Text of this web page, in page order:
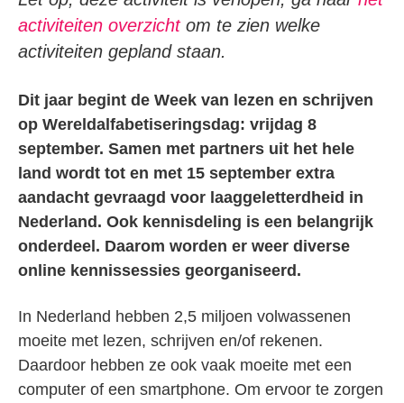
activiteiten overzichtom te zien welke
activiteiten gepland staan.
Dit jaar begint de Week van lezen en schrijven
op Wereldalfabetiseringsdag: vrijdag 8
september. Samen met partners uit het hele
land wordt tot en met 15 september extra
aandacht gevraagd voor laaggeletterdheid in
Nederland. Ook kennisdeling is een belangrijk
onderdeel. Daarom worden er weer diverse
online kennissessies georganiseerd.
In Nederland hebben 2,5 miljoen volwassenen
moeite met lezen, schrijven en/of rekenen.
Daardoor hebben ze ook vaak moeite met een
computer of een smartphone. Om ervoor te zorgen